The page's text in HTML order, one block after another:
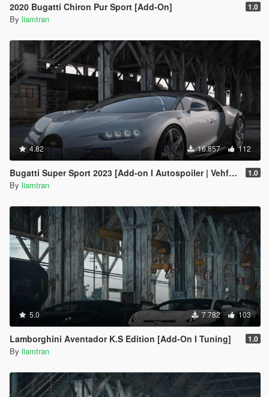
2020 Bugatti Chiron Pur Sport [Add-On] 1.0
By liamtran
4.82 16.857 112
Bugatti Super Sport 2023 [Add-on I Autospoiler | Vehfuncs V] 1.0
By liamtran
5.0 7.782 103
Lamborghini Aventador K.S Edition [Add-On I Tuning] 1.0
By liamtran